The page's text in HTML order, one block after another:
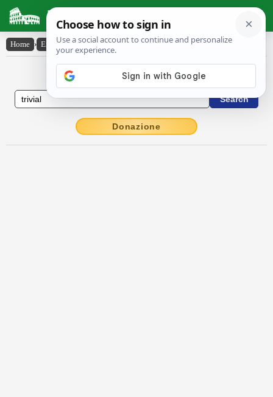
Latin Dictionary
Home › English-Latin › trivial
English to Latin Dictionary
Donazione